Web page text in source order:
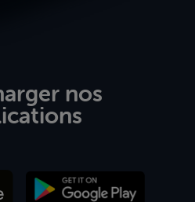
nos